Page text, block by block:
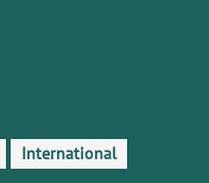
International